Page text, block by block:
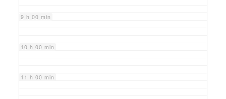
9 h 00 min
10 h 00 min
11 h 00 min